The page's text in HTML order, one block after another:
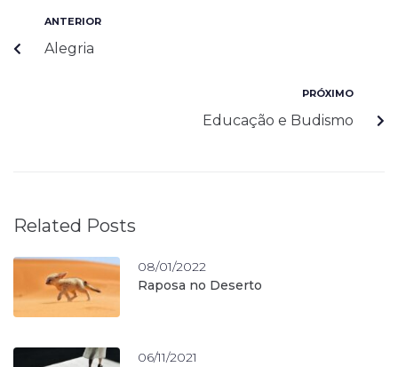
ANTERIOR
Alegria
PRÓXIMO
Educação e Budismo
Related Posts
08/01/2022
Raposa no Deserto
06/11/2021